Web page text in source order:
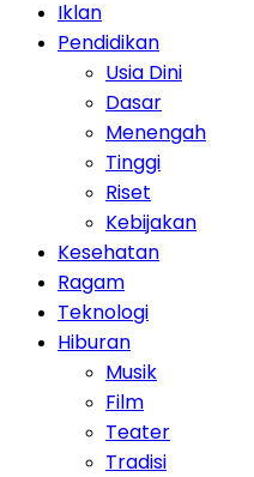
Iklan
Pendidikan
Usia Dini
Dasar
Menengah
Tinggi
Riset
Kebijakan
Kesehatan
Ragam
Teknologi
Hiburan
Musik
Film
Teater
Tradisi